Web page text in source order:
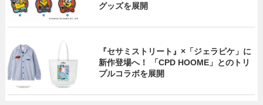
グッズを展開
『セサミストリート』×「ジェラピケ」に
新作登場へ！ 「CPD HOOME」とのトリ
プルコラボを展開